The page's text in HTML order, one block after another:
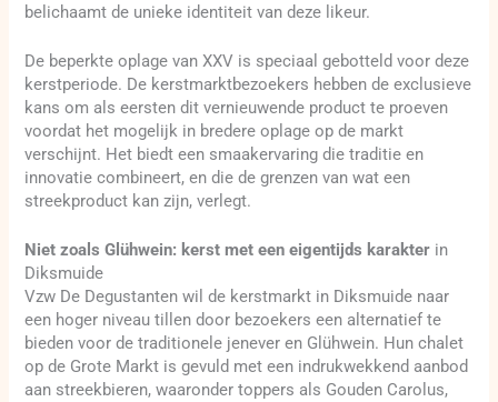
belichaamt de unieke identiteit van deze likeur.
De beperkte oplage van XXV is speciaal gebotteld voor deze
kerstperiode. De kerstmarktbezoekers hebben de exclusieve
kans om als eersten dit vernieuwende product te proeven
voordat het mogelijk in bredere oplage op de markt
verschijnt. Het biedt een smaakervaring die traditie en
innovatie combineert, en die de grenzen van wat een
streekproduct kan zijn, verlegt.
Niet zoals Glühwein: kerst met een eigentijds karakter in
Diksmuide
Vzw De Degustanten wil de kerstmarkt in Diksmuide naar
een hoger niveau tillen door bezoekers een alternatief te
bieden voor de traditionele jenever en Glühwein. Hun chalet
op de Grote Markt is gevuld met een indrukwekkend aanbod
aan streekbieren, waaronder toppers als Gouden Carolus,